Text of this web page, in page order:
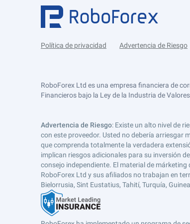
Política de privacidad Advertencia de Riesgo
RoboForex Ltd es una empresa financiera de
Financieros bajo la Ley de la Industria de
Advertencia de Riesgo: Existe un alto nivel de
con este proveedor. Usted no debería arriesgar
que comprenda totalmente la verdadera
implican riesgos adicionales para su inversión
consejo independiente. El material de
RoboForex Ltd y sus afiliados no trabajan en
Bielorrusia, Sint Eustatius, Tahití, Turquía,